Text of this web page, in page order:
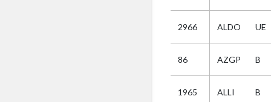
2966 ALDO UE
86 AZGP B
1965 ALLI B